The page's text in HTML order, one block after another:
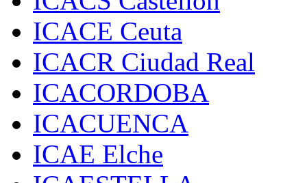
ICACE Ceuta
ICACR Ciudad Real
ICACORDOBA
ICACUENCA
ICAE Elche